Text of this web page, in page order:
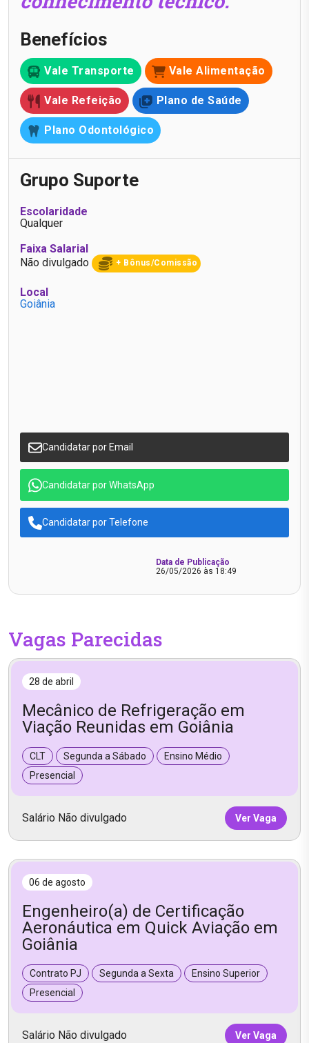
Benefícios
Vale Transporte Vale Alimentação
Vale Refeição Plano de Saúde
Plano Odontológico
Grupo Suporte
Escolaridade
Qualquer
Faixa Salarial
Não divulgado
+ Bônus/Comissão
Local
Goiânia
Candidatar por Email
Candidatar por WhatsApp
Candidatar por Telefone
Data de Publicação
26/05/2026 às 18:49
Vagas Parecidas
28 de abril
Mecânico de Refrigeração em
Viação Reunidas em Goiânia
CLT Segunda a Sábado
Ensino Médio
Presencial
Salário Não divulgado Ver Vaga
06 de agosto
Engenheiro(a) de Certificação
Aeronáutica em Quick Aviação em
Goiânia
Contrato PJ Segunda a Sexta
Ensino Superior
Presencial
Salário Não divulgado Ver Vaga